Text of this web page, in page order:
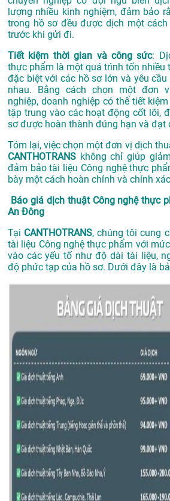
lượng nhiều kinh nghiệm, đảm bảo
trong hồ sơ đều được dịch một
trước khi gửi đi.
Tiết kiệm thời gian và công sức:
thực phẩm là một quá trình tốn nhiều
đặc biệt với các hồ sơ lớn và yêu
nhau. Bằng cách chọn một đơn
nghiệp, doanh nghiệp có thể tiết
tập trung vào các hoạt động cốt lõi,
sơ được hoàn thành đúng hạn và đạt
Tóm lại, việc chọn một đơn vị dịch
CANTHOTRANS không chỉ giúp
đảm bảo tài liệu Công nghệ thực
bày một cách hoàn chỉnh và chính xác
Báo giá dịch thuật Công nghệ thực
An Đông
Tại CANTHOTRANS, chúng tôi cung
tài liệu Công nghệ thực phẩm với
vào các yếu tố như độ dài tài liệu,
độ phức tạp của hồ sơ. Dưới đây là